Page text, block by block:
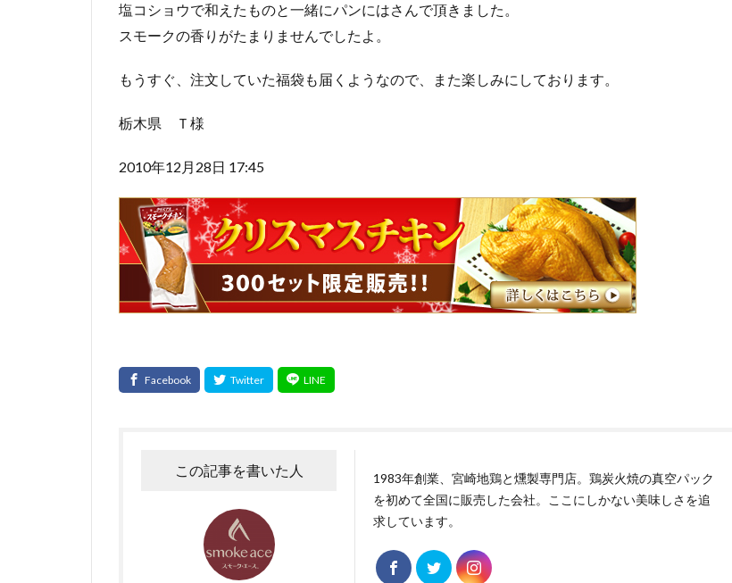
塩コショウで和えたものと一緒にパンにはさんで頂きました。
スモークの香りがたまりませんでしたよ。
もうすぐ、注文していた福袋も届くようなので、また楽しみにしております。
栃木県 Ｔ様
2010年12月28日 17:45
この記事を書いた人
1983年創業、宮崎地鶏と燻製専門店。鶏炭火焼の真空パック
を初めて全国に販売した会社。ここにしかない美味しさを追
求しています。